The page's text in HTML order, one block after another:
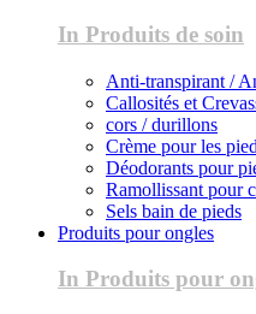
In Produits de soin
Anti-transpirant /
Callosités et
cors / durillons
Crème pour les
Déodorants pour
Ramollissant pour
Sels bain de pieds
Produits pour ongles
In Produits pour